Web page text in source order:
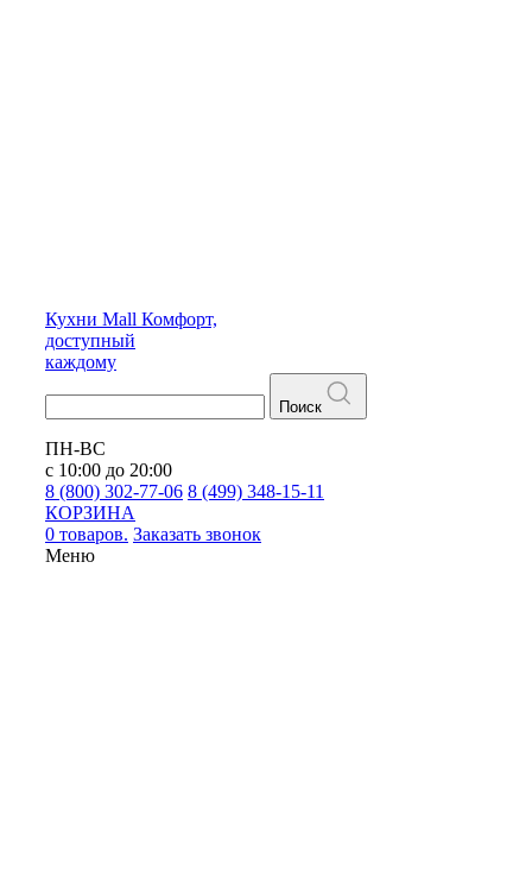
Кухни Mall Комфорт,
доступный
каждому
Поиск
ПН-ВС
с 10:00 до 20:00
8 (800) 302-77-06 8 (499) 348-15-11
КОРЗИНА
0 товаров. Заказать звонок
Меню